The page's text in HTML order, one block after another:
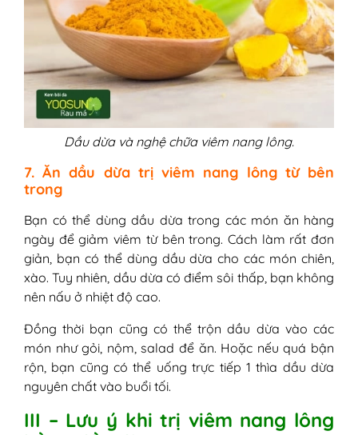
Dầu dừa và nghệ chữa viêm nang lông.
7. Ăn dầu dừa trị viêm nang lông từ bên
trong
Bạn có thể dùng dầu dừa trong các món ăn hàng
ngày để giảm viêm từ bên trong. Cách làm rất đơn
giản, bạn có thể dùng dầu dừa cho các món chiên,
xào. Tuy nhiên, dầu dừa có điểm sôi thấp, bạn không
nên nấu ở nhiệt độ cao.
Đồng thời bạn cũng có thể trộn dầu dừa vào các
món như gỏi, nộm, salad để ăn. Hoặc nếu quá bận
rộn, bạn cũng có thể uống trực tiếp 1 thìa dầu dừa
nguyên chất vào buổi tối.
III – Lưu ý khi trị viêm nang lông